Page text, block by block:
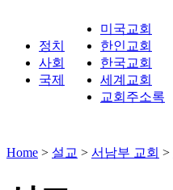
정치
사회
국제
미국교회
한인교회
한국교회
세계교회
교회주소록
Home > 설교 > 서남부 교회 >